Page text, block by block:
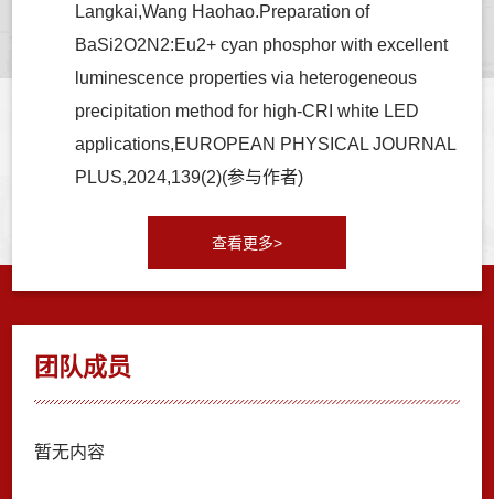
Langkai,Wang Haohao.Preparation of
BaSi2O2N2:Eu2+ cyan phosphor with excellent
luminescence properties via heterogeneous
precipitation method for high-CRI white LED
applications,EUROPEAN PHYSICAL JOURNAL
PLUS,2024,139(2)(参与作者)
查看更多>
团队成员
暂无内容